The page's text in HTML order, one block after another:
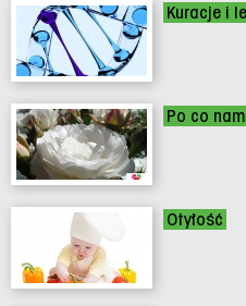
Kuracje i
Po co
Otyłość